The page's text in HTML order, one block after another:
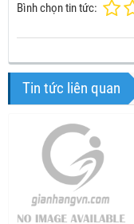
Bình chọn tin tức:
Tin tức liên quan